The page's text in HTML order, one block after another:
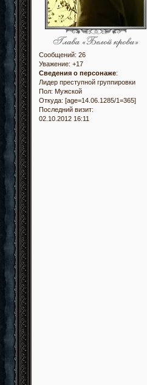
Сообщений: 26
Уважение: +17
Сведения о персонаже:
Лидер преступной группировки
Пол: Мужской
Откуда: [age=14.06.1285/1=365]
Последний визит:
02.10.2012 16:11